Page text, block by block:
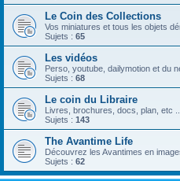
Le Coin des Collections
Vos miniatures et tous les objets
Sujets : 65
Les vidéos
Perso, youtube, dailymotion et du
Sujets : 68
Le coin du Libraire
Livres, brochures, docs, plan, etc ...
Sujets : 143
The Avantime Life
Découvrez les Avantimes en
Sujets : 62